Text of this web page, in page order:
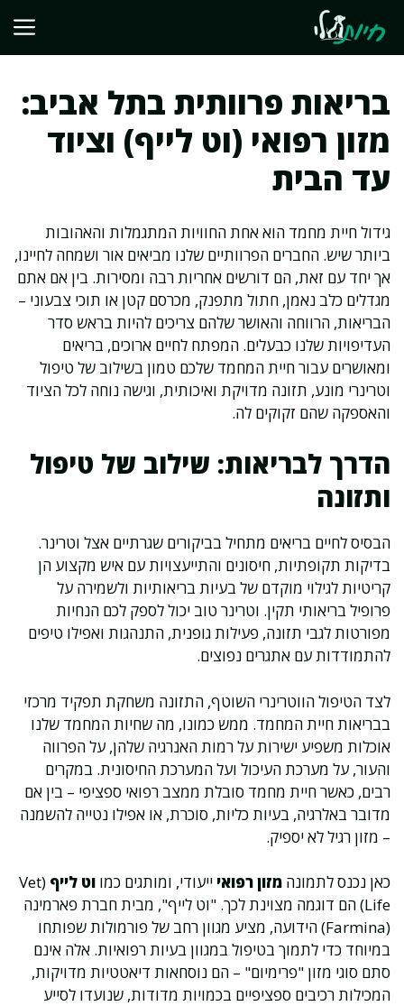
לתוכן
בריאות פרוותית בתל אביב:
מזון רפואי (וט לייף) וציוד
עד הבית
גידול חיית מחמד הוא אחת החוויות המתגמלות והאהובות
ביותר שיש. החברים הפרוותיים שלנו מביאים אור ושמחה לחיינו,
אך יחד עם זאת, הם דורשים אחריות רבה ומסירות. בין אם אתם
מגדלים כלב נאמן, חתול מתפנק, מכרסם קטן או תוכי צבעוני –
הבריאות, הרווחה והאושר שלהם צריכים להיות בראש סדר
העדיפויות שלנו כבעלים. המפתח לחיים ארוכים, בריאים
ומאושרים עבור חיית המחמד שלכם טמון בשילוב של טיפול
וטרינרי מונע, תזונה מדויקת ואיכותית, וגישה נוחה לכל הציוד
והאספקה שהם זקוקים לה.
הדרך לבריאות: שילוב של טיפול
ותזונה
הבסיס לחיים בריאים מתחיל בביקורים שגרתיים אצל וטרינר.
בדיקות תקופתיות, חיסונים והתייעצויות עם איש מקצוע הן
קריטיות לגילוי מוקדם של בעיות בריאותיות ולשמירה על
פרופיל בריאותי תקין. וטרינר טוב יכול לספק לכם הנחיות
מפורטות לגבי תזונה, פעילות גופנית, התנהגות ואפילו טיפים
להתמודדות עם אתגרים נפוצים.
לצד הטיפול הווטרינרי השוטף, התזונה משחקת תפקיד מרכזי
בבריאות חיית המחמד. ממש כמונו, מה שחיות המחמד שלנו
אוכלות משפיע ישירות על רמות האנרגיה שלהן, על הפרווה
והעור, על מערכת העיכול ועל המערכת החיסונית. במקרים
רבים, כאשר חיית מחמד סובלת ממצב רפואי ספציפי – בין אם
מדובר באלרגיה, בעיות כליות, סוכרת, או אפילו נטייה להשמנה
– מזון רגיל לא יספיק.
כאן נכנס לתמונה מזון רפואי ייעודי, ומותגים כמו וט לייף (Vet
Life) הם דוגמה מצוינת לכך. "וט לייף", מבית חברת פארמינה
(Farmina) הידועה, מציע מגוון רחב של פורמולות שפותחו
במיוחד כדי לתמוך בטיפול במגוון בעיות רפואיות. אלה אינם
סתם סוגי מזון "פרימיום" – הם נוסחאות דיאטטיות מדויקות,
המכילות רכיבים ספציפיים בכמויות מדודות, שנועדו לסייע